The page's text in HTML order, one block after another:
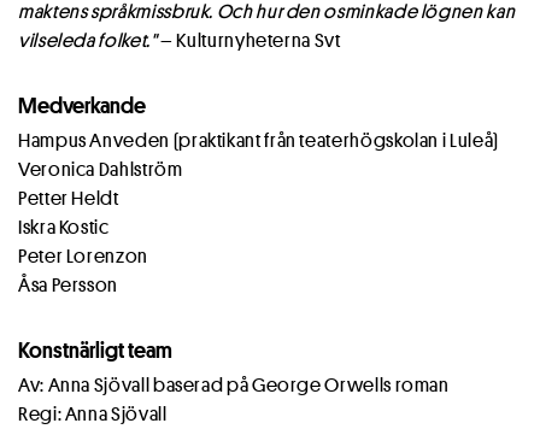
maktens språkmissbruk. Och hur den osminkade lögnen kan
vilseleda folket."– Kulturnyheterna Svt
Medverkande
Hampus Anveden (praktikant från teaterhögskolan i Luleå)
Veronica Dahlström
Petter Heldt
Iskra Kostic
Peter Lorenzon
Åsa Persson
Konstnärligt team
Av: Anna Sjövall baserad på George Orwells roman
Regi: Anna Sjövall